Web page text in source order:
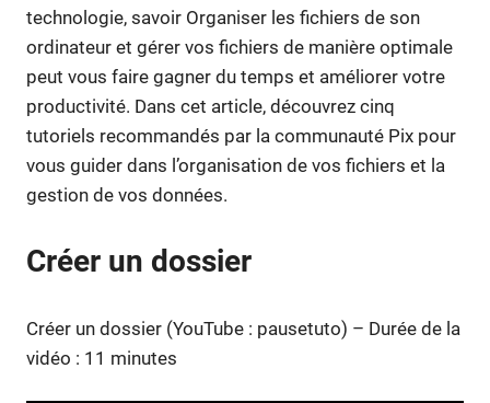
technologie, savoir Organiser les fichiers de son
ordinateur et gérer vos fichiers de manière optimale
peut vous faire gagner du temps et améliorer votre
productivité. Dans cet article, découvrez cinq
tutoriels recommandés par la communauté Pix pour
vous guider dans l’organisation de vos fichiers et la
gestion de vos données.
Créer un dossier
Créer un dossier (YouTube : pausetuto) – Durée de la
vidéo : 11 minutes